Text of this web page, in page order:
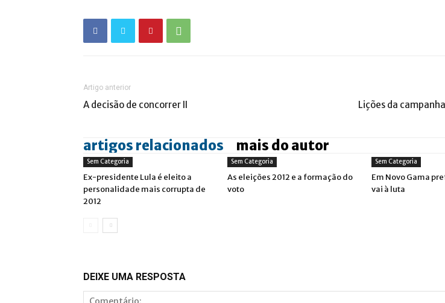
Artigo anterior
A decisão de concorrer II Lições da
artigos relacionados mais do autor
Sem Categoria
Ex-presidente Lula é eleito a
personalidade mais corrupta de
2012
Sem Categoria
As eleições 2012 e a formação do
voto
Sem Categoria
Em Novo Gama
vai à luta
DEIXE UMA RESPOSTA